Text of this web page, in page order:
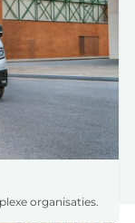
organisaties.